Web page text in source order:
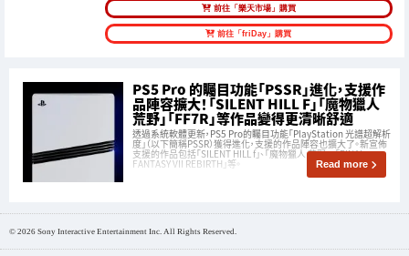
前往「樂天市場」購買
前往「friDay」購買
PS5 Pro 的矚目功能「PSSR」進化，支援作
品陣容擴大！「SILENT HILL F」「魔物獵人
荒野」「FF7R」等作品變得更清晰舒適
透過系統軟體更新，PS5 Pro的矚目功能「PlayStation 光譜超解析
度」（以下簡稱PSSR）獲得進化，支援的作品陣容也擴大了。新宣佈
支援的作品包括「SILENT HILL f」、「魔物獵人 荒野」、「FINAL
FANTASY VII REBIRTH」等。 Read more
© 2026 Sony Interactive Entertainment Inc. All Rights Reserved.